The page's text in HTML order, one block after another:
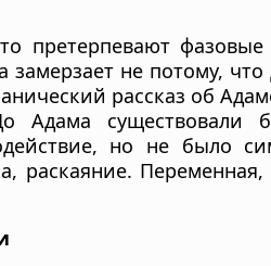
претерпевают
не потому,
рассказ об
существовали
но не было
раскаяние.